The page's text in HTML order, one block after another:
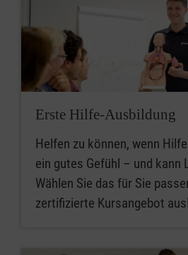
Erste Hilfe-Ausbildung
Helfen zu können, wenn
ein gutes Gefühl – und kann
Wählen Sie das für Sie
zertifizierte Kursangebot aus!